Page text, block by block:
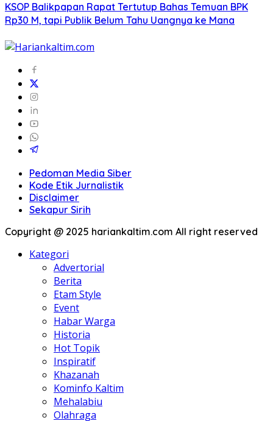
KSOP Balikpapan Rapat Tertutup Bahas Temuan BPK
Rp30 M, tapi Publik Belum Tahu Uangnya ke Mana
Pedoman Media Siber
Kode Etik Jurnalistik
Disclaimer
Sekapur Sirih
Copyright @ 2025 hariankaltim.com All right reserved
Kategori
Advertorial
Berita
Etam Style
Event
Habar Warga
Historia
Hot Topik
Inspiratif
Khazanah
Kominfo Kaltim
Mehalabiu
Olahraga